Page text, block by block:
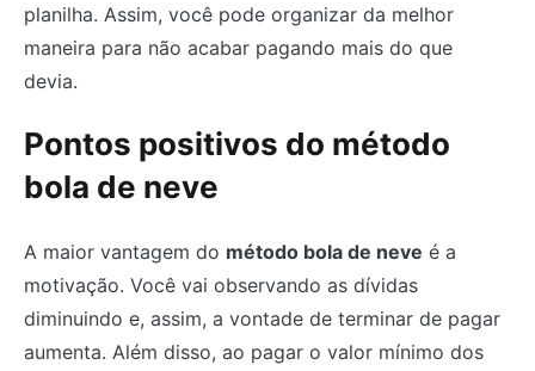
planilha. Assim, você pode organizar da melhor
maneira para não acabar pagando mais do que
devia.
Pontos positivos do método
bola de neve
A maior vantagem do método bola de neve é a
motivação. Você vai observando as dívidas
diminuindo e, assim, a vontade de terminar de pagar
aumenta. Além disso, ao pagar o valor mínimo dos